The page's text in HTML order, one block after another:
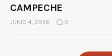
CAMPECHE
JUNIO 4, 2026 0